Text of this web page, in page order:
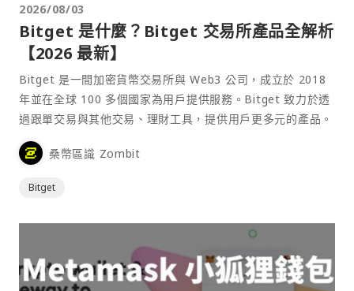
2026/08/03
Bitget 是什麼？Bitget 交易所產品全解析
【2026 最新】
Bitget 是一間加密貨幣交易所與 Web3 公司，成立於 2018
年並在全球 100 多個國家為用戶提供服務。Bitget 致力於透
過跟單交易與其他交易、理財工具，提供用戶更多元的產品。
桑幣區識 Zombit
Bitget